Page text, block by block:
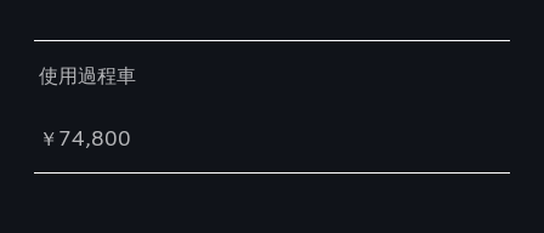
使用過程車
￥74,800